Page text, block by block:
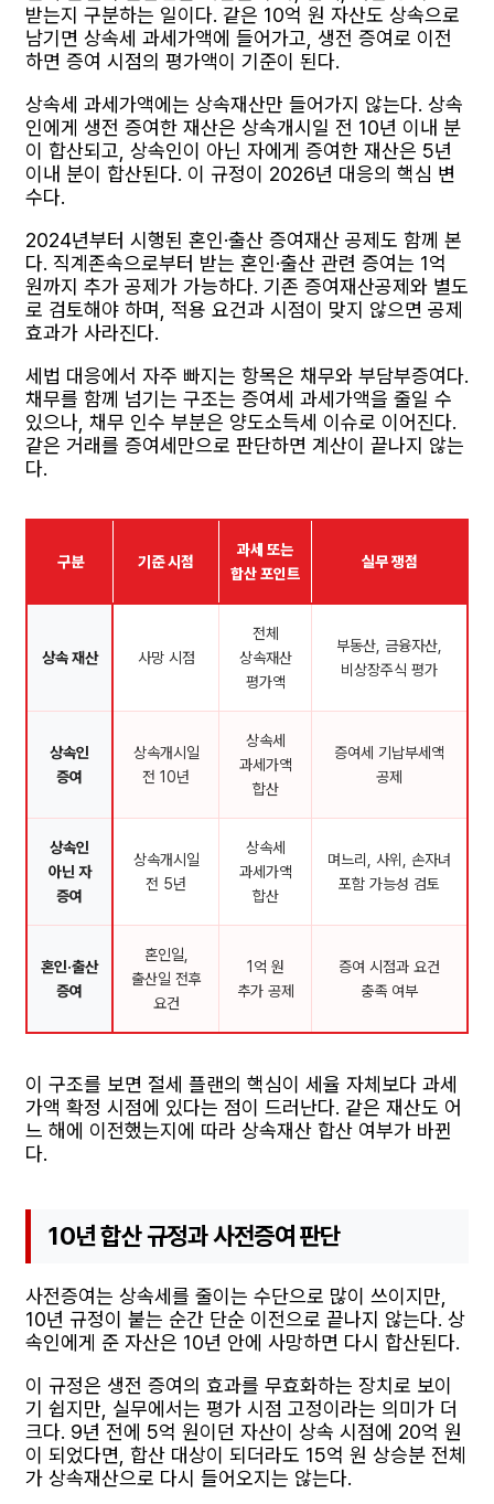
받는지 구분하는 일이다. 같은 10억 원 자산도 상속으로
남기면 상속세 과세가액에 들어가고, 생전 증여로 이전
하면 증여 시점의 평가액이 기준이 된다.
상속세 과세가액에는 상속재산만 들어가지 않는다. 상속
인에게 생전 증여한 재산은 상속개시일 전 10년 이내 분
이 합산되고, 상속인이 아닌 자에게 증여한 재산은 5년
이내 분이 합산된다. 이 규정이 2026년 대응의 핵심 변
수다.
2024년부터 시행된 혼인·출산 증여재산 공제도 함께 본
다. 직계존속으로부터 받는 혼인·출산 관련 증여는 1억
원까지 추가 공제가 가능하다. 기존 증여재산공제와 별도
로 검토해야 하며, 적용 요건과 시점이 맞지 않으면 공제
효과가 사라진다.
세법 대응에서 자주 빠지는 항목은 채무와 부담부증여다.
채무를 함께 넘기는 구조는 증여세 과세가액을 줄일 수
있으나, 채무 인수 부분은 양도소득세 이슈로 이어진다.
같은 거래를 증여세만으로 판단하면 계산이 끝나지 않는
다.
구분 기준 시점
과세 또는
합산 포인트
실무 쟁점
상속 재산 사망 시점
전체
상속재산
평가액
부동산, 금융자산,
비상장주식 평가
상속인
증여
상속개시일
전 10년
상속세
과세가액
합산
증여세 기납부세액
공제
상속인
아닌 자
증여
상속개시일
전 5년
상속세
과세가액
합산
며느리, 사위, 손자녀
포함 가능성 검토
혼인·출산
증여
혼인일,
출산일 전후
요건
1억 원
추가 공제
증여 시점과 요건
충족 여부
이 구조를 보면 절세 플랜의 핵심이 세율 자체보다 과세
가액 확정 시점에 있다는 점이 드러난다. 같은 재산도 어
느 해에 이전했는지에 따라 상속재산 합산 여부가 바뀐
다.
10년 합산 규정과 사전증여 판단
사전증여는 상속세를 줄이는 수단으로 많이 쓰이지만,
10년 규정이 붙는 순간 단순 이전으로 끝나지 않는다. 상
속인에게 준 자산은 10년 안에 사망하면 다시 합산된다.
이 규정은 생전 증여의 효과를 무효화하는 장치로 보이
기 쉽지만, 실무에서는 평가 시점 고정이라는 의미가 더
크다. 9년 전에 5억 원이던 자산이 상속 시점에 20억 원
이 되었다면, 합산 대상이 되더라도 15억 원 상승분 전체
가 상속재산으로 다시 들어오지는 않는다.